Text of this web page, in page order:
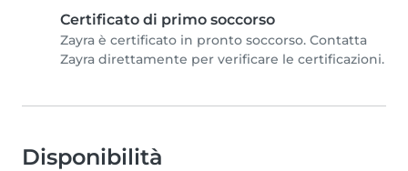
Certificato di primo soccorso
Zayra è certificato in pronto soccorso. Contatta
Zayra direttamente per verificare le certificazioni.
Disponibilità